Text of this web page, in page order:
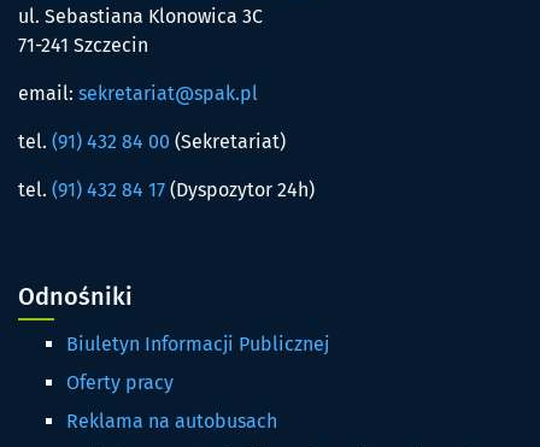
ul. Sebastiana Klonowica 3C
71-241 Szczecin
email: sekretariat@spak.pl
tel. (91) 432 84 00 (Sekretariat)
tel. (91) 432 84 17 (Dyspozytor 24h)
Odnośniki
Biuletyn Informacji Publicznej
Oferty pracy
Reklama na autobusach